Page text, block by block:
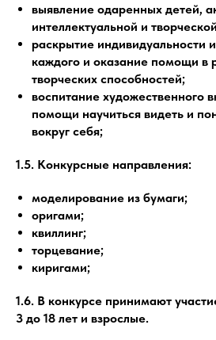
выявление одаренных детей,
интеллектуальной и
раскрытие индивидуальности
каждого и оказание помощи в
творческих способностей;
воспитание художественного
помощи научиться видеть и
вокруг себя;
1.5. Конкурсные направления:
моделирование из бумаги;
оригами;
квиллинг;
торцевание;
киригами;
1.6. В конкурсе принимают
3 до 18 лет и взрослые.